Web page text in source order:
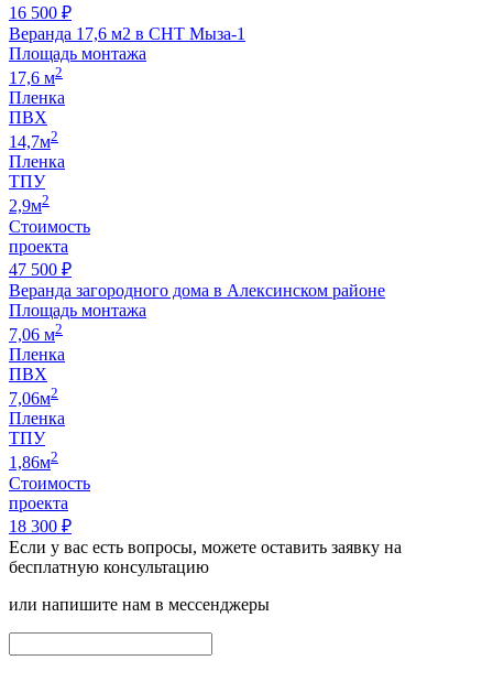
16 500 ₽
Веранда 17,6 м2 в СНТ Мыза-1
Площадь монтажа
17,6 м2
Пленка
ПВХ
14,7м2
Пленка
ТПУ
2,9м2
Стоимость
проекта
47 500 ₽
Веранда загородного дома в Алексинском районе
Площадь монтажа
7,06 м2
Пленка
ПВХ
7,06м2
Пленка
ТПУ
1,86м2
Стоимость
проекта
18 300 ₽
Если у вас есть вопросы, можете оставить заявку на
бесплатную консультацию
или напишите нам в мессенджеры